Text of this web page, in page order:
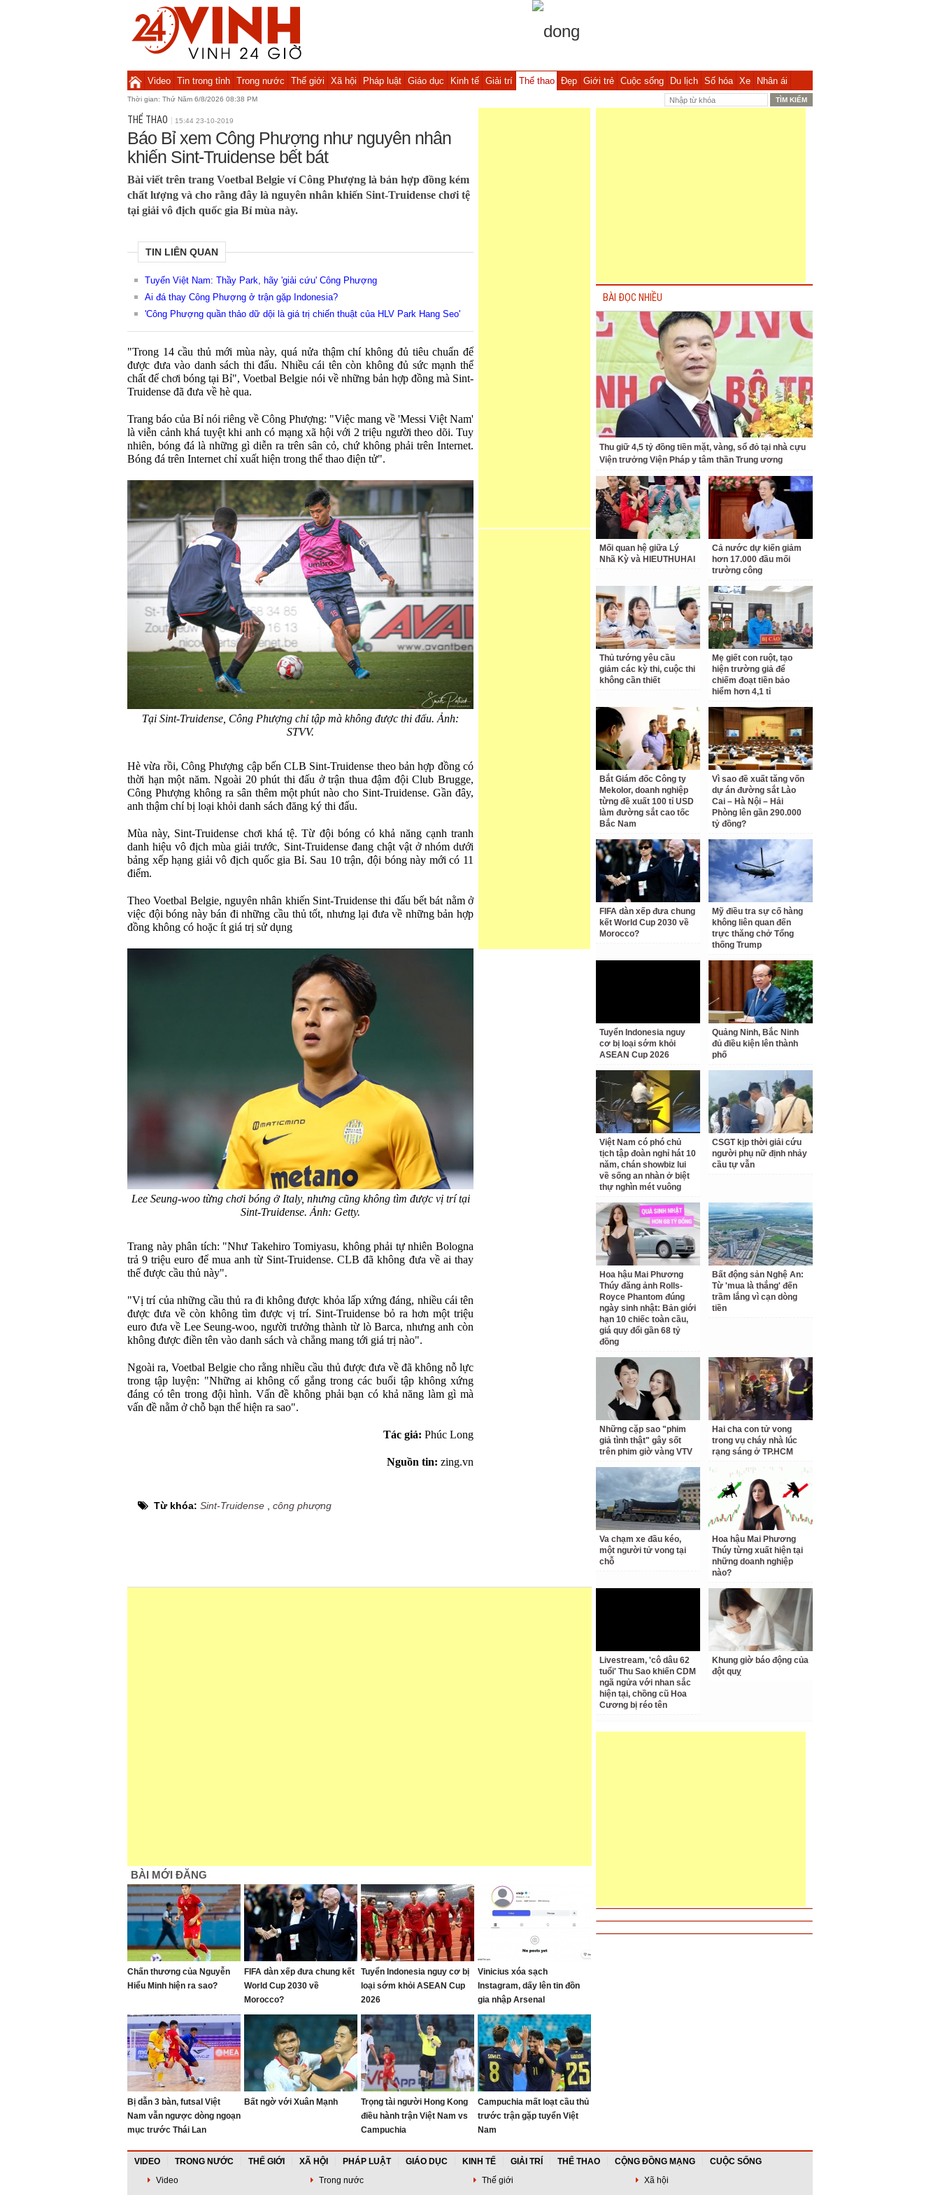
Video Tin trong tỉnh Trong nước Thế giới Xã hội Pháp luật Giáo dục Kinh tế Giải trí Thể thao Đẹp Giới trẻ Cuộc sống Du lịch Số hóa Xe Nhân ái
Thời gian: Thứ Năm 6/8/2026 08:38 PM
THỂ THAO 15:44 23-10-2019
Báo Bỉ xem Công Phượng như nguyên nhân
khiến Sint-Truidense bết bát
Bài viết trên trang Voetbal Belgie ví Công Phượng là bản hợp đồng kém
chất lượng và cho rằng đây là nguyên nhân khiến Sint-Truidense chơi tệ
tại giải vô địch quốc gia Bỉ mùa này.
TIN LIÊN QUAN
Tuyển Việt Nam: Thầy Park, hãy 'giải cứu' Công Phượng
Ai đá thay Công Phượng ở trận gặp Indonesia?
'Công Phượng quần thảo dữ dội là giá trị chiến thuật của HLV Park Hang Seo'
"Trong 14 cầu thủ mới mùa này, quá nửa thậm chí không đủ tiêu chuẩn để
được đưa vào danh sách thi đấu. Nhiều cái tên còn không đủ sức mạnh thể
chất để chơi bóng tại Bỉ", Voetbal Belgie nói về những bản hợp đồng mà Sint-
Truidense đã đưa về hè qua.
Trang báo của Bỉ nói riêng về Công Phượng: "Việc mang về 'Messi Việt Nam'
là viễn cảnh khá tuyệt khi anh có mạng xã hội với 2 triệu người theo dõi. Tuy
nhiên, bóng đá là những gì diễn ra trên sân cỏ, chứ không phải trên Internet.
Bóng đá trên Internet chỉ xuất hiện trong thể thao điện tử".
Tại Sint-Truidense, Công Phượng chỉ tập mà không được thi đấu. Ảnh:
STVV.
Hè vừa rồi, Công Phượng cập bến CLB Sint-Truidense theo bản hợp đồng có
thời hạn một năm. Ngoài 20 phút thi đấu ở trận thua đậm đội Club Brugge,
Công Phượng không ra sân thêm một phút nào cho Sint-Truidense. Gần đây,
anh thậm chí bị loại khỏi danh sách đăng ký thi đấu.
Mùa này, Sint-Truidense chơi khá tệ. Từ đội bóng có khả năng cạnh tranh
danh hiệu vô địch mùa giải trước, Sint-Truidense đang chật vật ở nhóm dưới
bảng xếp hạng giải vô địch quốc gia Bỉ. Sau 10 trận, đội bóng này mới có 11
điểm.
Theo Voetbal Belgie, nguyên nhân khiến Sint-Truidense thi đấu bết bát nằm ở
việc đội bóng này bán đi những cầu thủ tốt, nhưng lại đưa về những bản hợp
đồng không có hoặc ít giá trị sử dụng
Lee Seung-woo từng chơi bóng ở Italy, nhưng cũng không tìm được vị trí tại
Sint-Truidense. Ảnh: Getty.
Trang này phân tích: "Như Takehiro Tomiyasu, không phải tự nhiên Bologna
trả 9 triệu euro để mua anh từ Sint-Truidense. CLB đã không đưa về ai thay
thế được cầu thủ này".
"Vị trí của những cầu thủ ra đi không được khỏa lấp xứng đáng, nhiều cái tên
được đưa về còn không tìm được vị trí. Sint-Truidense bỏ ra hơn một triệu
euro đưa về Lee Seung-woo, người trưởng thành từ lò Barca, nhưng anh còn
không được điền tên vào danh sách và chẳng mang tới giá trị nào".
Ngoài ra, Voetbal Belgie cho rằng nhiều cầu thủ được đưa về đã không nỗ lực
trong tập luyện: "Những ai không cố gắng trong các buổi tập không xứng
đáng có tên trong đội hình. Vấn đề không phải bạn có khả năng làm gì mà
vấn đề nằm ở chỗ bạn thể hiện ra sao".
Tác giả: Phúc Long
Nguồn tin: zing.vn
Từ khóa: Sint-Truidense công phượng
BÀI MỚI ĐĂNG
Chấn thương của Nguyễn
Hiểu Minh hiện ra sao?
FIFA dàn xếp đưa chung kết
World Cup 2030 về
Morocco?
Tuyển Indonesia nguy cơ bị
loại sớm khỏi ASEAN Cup
2026
Vinicius xóa sạch
Instagram, dấy lên tin đồn
gia nhập Arsenal
Bị dẫn 3 bàn, futsal Việt
Nam vẫn ngược dòng ngoạn
mục trước Thái Lan
Bất ngờ với Xuân Mạnh
Trọng tài người Hong Kong
điều hành trận Việt Nam vs
Campuchia
Campuchia mất loạt cầu thủ
trước trận gặp tuyển Việt
Nam
BÀI ĐỌC NHIỀU
Thu giữ 4,5 tỷ đồng tiền mặt, vàng, sổ đỏ tại nhà cựu
Viện trưởng Viện Pháp y tâm thần Trung ương
Mối quan hệ giữa Lý
Nhã Kỳ và HIEUTHUHAI
Cả nước dự kiến giảm
hơn 17.000 đầu mối
trường công
Thủ tướng yêu cầu
giảm các kỳ thi, cuộc thi
không cần thiết
Mẹ giết con ruột, tạo
hiện trường giả để
chiếm đoạt tiền bảo
hiểm hơn 4,1 tỉ
Bắt Giám đốc Công ty
Mekolor, doanh nghiệp
từng đề xuất 100 tỉ USD
làm đường sắt cao tốc
Bắc Nam
Vì sao đề xuất tăng vốn
dự án đường sắt Lào
Cai – Hà Nội – Hải
Phòng lên gần 290.000
tỷ đồng?
FIFA dàn xếp đưa chung
kết World Cup 2030 về
Morocco?
Mỹ điều tra sự cố hàng
không liên quan đến
trực thăng chở Tổng
thống Trump
Tuyển Indonesia nguy
cơ bị loại sớm khỏi
ASEAN Cup 2026
Quảng Ninh, Bắc Ninh
đủ điều kiện lên thành
phố
Việt Nam có phó chủ
tịch tập đoàn nghỉ hát 10
năm, chán showbiz lui
về sống an nhàn ở biệt
thự nghìn mét vuông
CSGT kịp thời giải cứu
người phụ nữ định nhảy
cầu tự vẫn
Hoa hậu Mai Phương
Thúy đăng ảnh Rolls-
Royce Phantom đúng
ngày sinh nhật: Bản giới
hạn 10 chiếc toàn cầu,
giá quy đổi gần 68 tỷ
đồng
Bất động sản Nghệ An:
Từ 'mua là thắng' đến
trầm lắng vì cạn dòng
tiền
Những cặp sao "phim
giả tình thật" gây sốt
trên phim giờ vàng VTV
Hai cha con tử vong
trong vụ cháy nhà lúc
rạng sáng ở TP.HCM
Va chạm xe đầu kéo,
một người tử vong tại
chỗ
Hoa hậu Mai Phương
Thúy từng xuất hiện tại
những doanh nghiệp
nào?
Livestream, 'cô dâu 62
tuổi' Thu Sao khiến CDM
ngã ngửa với nhan sắc
hiện tại, chồng cũ Hoa
Cương bị réo tên
Khung giờ báo động của
đột quỵ
VIDEO TRONG NƯỚC THẾ GIỚI XÃ HỘI PHÁP LUẬT GIÁO DỤC KINH TẾ GIẢI TRÍ THỂ THAO CỘNG ĐỒNG MẠNG
CUỘC SỐNG
Video
Trong nước Thế giới Xã hội